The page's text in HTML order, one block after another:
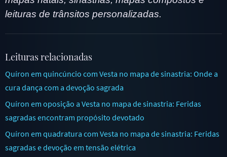
leituras de trânsitos personalizadas.
Leituras relacionadas
Quíron em quincúncio com Vesta no mapa de sinastria: Onde a
cura dança com a devoção sagrada
Quíron em oposição a Vesta no mapa de sinastria: Feridas
sagradas encontram propósito devotado
Quíron em quadratura com Vesta no mapa de sinastria: Feridas
sagradas e devoção em tensão elétrica